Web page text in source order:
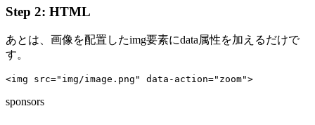
Step 2: HTML
あとは、画像を配置したimg要素にdata属性を加えるだけで
す。
sponsors